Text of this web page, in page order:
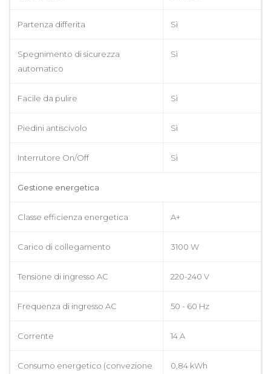
Partenza differita Sì
Spegnimento di sicurezza
automatico
Sì
Facile da pulire Sì
Piedini antiscivolo Sì
Interrutore On/Off Sì
Gestione energetica
Classe efficienza energetica A+
Carico di collegamento 3100 W
Tensione di ingresso AC 220-240 V
Frequenza di ingresso AC 50 - 60 Hz
Corrente 14 A
Consumo energetico (convezione
0,84 kWh